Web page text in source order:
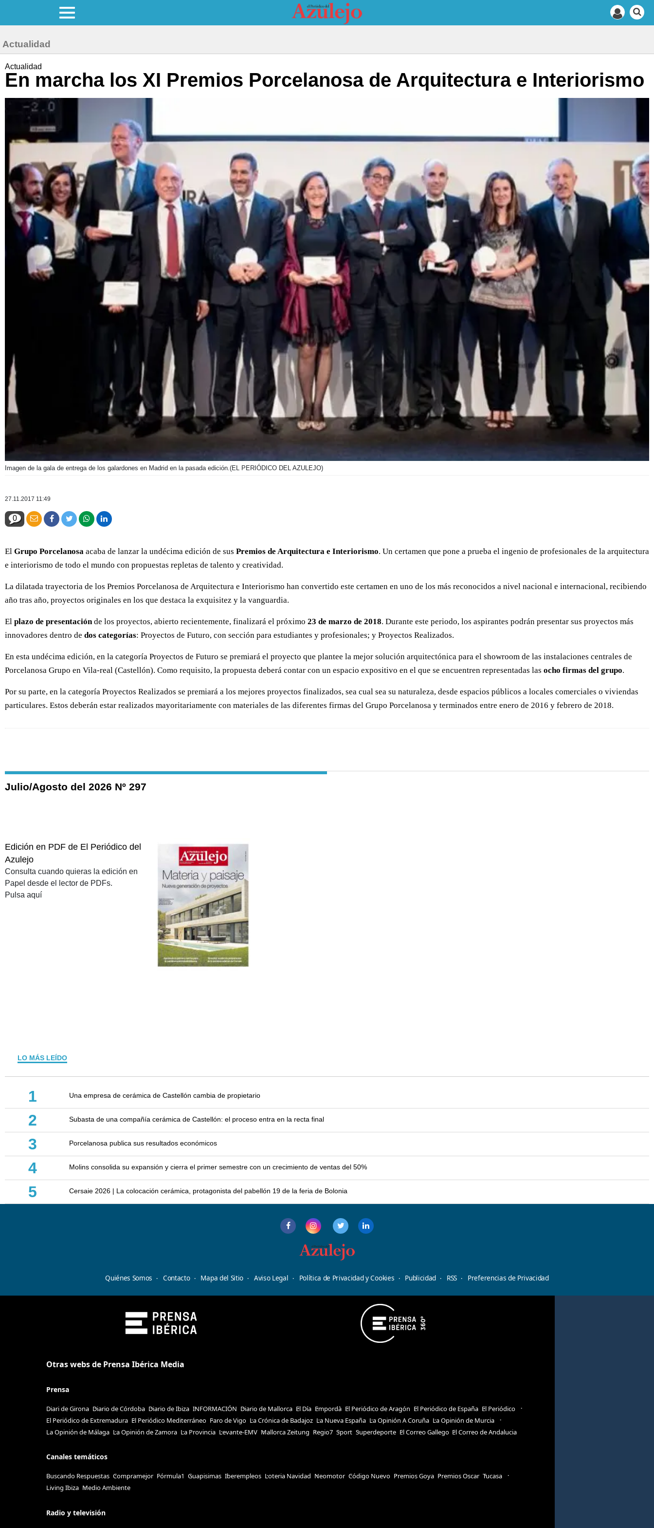
Actualidad
Actualidad
En marcha los XI Premios Porcelanosa de Arquitectura e Interiorismo
Imagen de la gala de entrega de los galardones en Madrid en la pasada edición.(EL PERIÓDICO DEL AZULEJO)
27.11.2017 11:49
0
El Grupo Porcelanosa acaba de lanzar la undécima edición de sus Premios de Arquitectura e Interiorismo. Un certamen que pone a prueba el ingenio de profesionales de la arquitectura
e interiorismo de todo el mundo con propuestas repletas de talento y creatividad.
La dilatada trayectoria de los Premios Porcelanosa de Arquitectura e Interiorismo han convertido este certamen en uno de los más reconocidos a nivel nacional e internacional, recibiendo
año tras año, proyectos originales en los que destaca la exquisitez y la vanguardia.
El plazo de presentaciónde los proyectos, abierto recientemente, finalizará el próximo 23 de marzo de 2018. Durante este periodo, los aspirantes podrán presentar sus proyectos más
innovadores dentro de dos categorías: Proyectos de Futuro, con sección para estudiantes y profesionales; y Proyectos Realizados.
En esta undécima edición, en la categoría Proyectos de Futuro se premiará el proyecto que plantee la mejor solución arquitectónica para el showroom de las instalaciones centrales de
Porcelanosa Grupo en Vila-real (Castellón). Como requisito, la propuesta deberá contar con un espacio expositivo en el que se encuentren representadas las ocho firmas del grupo.
Por su parte, en la categoría Proyectos Realizados se premiará a los mejores proyectos finalizados, sea cual sea su naturaleza, desde espacios públicos a locales comerciales o viviendas
particulares. Estos deberán estar realizados mayoritariamente con materiales de las diferentes firmas del Grupo Porcelanosa y terminados entre enero de 2016 y febrero de 2018.
Julio/Agosto del 2026 Nº 297
Edición en PDF de El Periódico del
Azulejo
Consulta cuando quieras la edición en
Papel desde el lector de PDFs.
Pulsa aquí
LO MÁS LEÍDO
1 Una empresa de cerámica de Castellón cambia de propietario
2 Subasta de una compañía cerámica de Castellón: el proceso entra en la recta final
3 Porcelanosa publica sus resultados económicos
4 Molins consolida su expansión y cierra el primer semestre con un crecimiento de ventas del 50%
5 Cersaie 2026 | La colocación cerámica, protagonista del pabellón 19 de la feria de Bolonia
Quiénes Somos Contacto Mapa del Sitio Aviso Legal Política de Privacidad y Cookies Publicidad RSS Preferencias de Privacidad
Otras webs de Prensa Ibérica Media
Prensa
Diari de Girona Diario de Córdoba Diario de Ibiza INFORMACIÓN Diario de Mallorca El Día Empordà El Periódico de Aragón El Periódico de España El Periódico
El Periódico de Extremadura El Periódico Mediterráneo Faro de Vigo La Crónica de Badajoz La Nueva España La Opinión A Coruña La Opinión de Murcia
La Opinión de Málaga La Opinión de Zamora La Provincia Levante-EMV Mallorca Zeitung Regio7 Sport Superdeporte El Correo Gallego El Correo de Andalucia
Canales temáticos
Buscando Respuestas Compramejor Fórmula1 Guapisimas Iberempleos Loteria Navidad Neomotor Código Nuevo Premios Goya Premios Oscar Tucasa
Living Ibiza Medio Ambiente
Radio y televisión